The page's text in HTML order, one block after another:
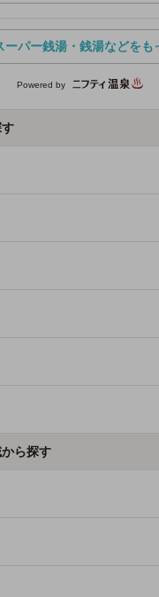
ーパー銭湯・銭湯などをも
Powered by
ら探す